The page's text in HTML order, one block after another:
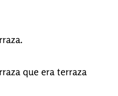
que era terraza